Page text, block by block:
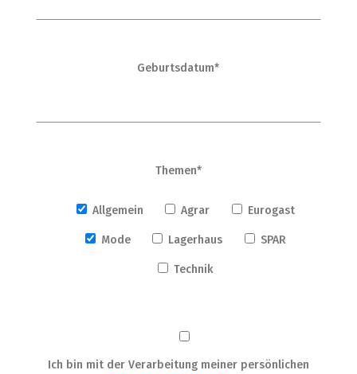
Geburtsdatum*
Themen*
Allgemein Agrar Eurogast
Mode Lagerhaus SPAR
Technik
Ich bin mit der Verarbeitung meiner persönlichen